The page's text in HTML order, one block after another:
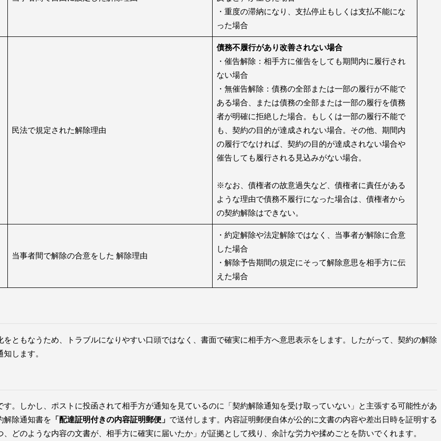
・重度の滞納になり、支払停止もしくは支払不能にな
った場合
民法で規定された解除理由
債務不履行があり改善されない場合
・催告解除：相手方に催告をしても期間内に履行され
ない場合
・無催告解除：債務の全部または一部の履行が不能で
ある場合、または債務の全部または一部の履行を債務
者が明確に拒絶した場合。もしくは一部の履行不能で
も、契約の目的が達成されない場合。その他、期間内
の履行でなければ、契約の目的が達成されない場合や
催告しても履行される見込みがない場合。
※なお、債権者の故意過失など、債権者に責任がある
ような理由で債務不履行になった場合は、債権者から
の契約解除はできない。
当事者間で解除の合意をした 解除理由
・約定解除や法定解除ではなく、当事者が解除に合意
した場合
・解除予告期間の規定にそって解除意思を相手方に伝
えた場合
ともなうため、トラブルになりやすい口頭ではなく、書面で確実に相手方へ意思表示をします。したがって、契約の解除
します。
。しかし、ポストに投函されて相手方が通知を見ているのに「契約解除通知を受け取っていない」と主張する可能性があ
解除通知書を 「配達証明付きの内容証明郵便」 で送付します。内容証明郵便自体が公的に文書の内容や差出日時を証明する
どのような内容の文書が、相手方に確実に届いたか」が証拠として残り、余計な労力や揉めごとを防いでくれます。